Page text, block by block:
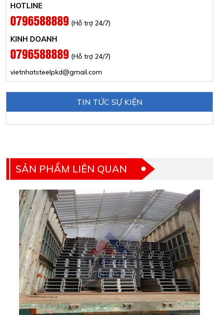
HOTLINE
0796588889 (Hỗ trợ 24/7)
KINH DOANH
0796588889 (Hỗ trợ 24/7)
vietnhatsteelpkd@gmail.com
TIN TỨC SỰ KIỆN
SẢN PHẨM LIÊN QUAN